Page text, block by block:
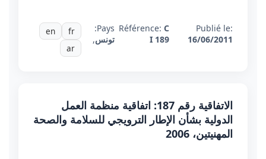
Publié le:
16/06/2011
Référence:C
I 189
Pays:
تونس,
fr
en
ar
الاتفاقية رقم 187: اتفاقية منظمة العمل
الدولية بشأن الإطار الترويجي للسلامة والصحة
المهنيتين، 2006